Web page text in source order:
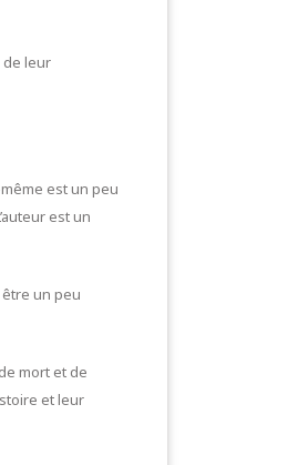
de leur
est un peu
est un
un peu
mort et de
et leur